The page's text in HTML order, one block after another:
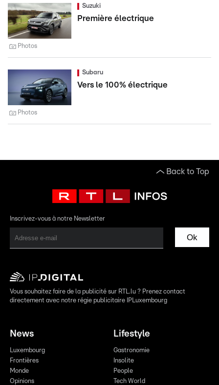
Suzuki
Première électrique
Photos
Subaru
Vers le 100% électrique
Photos
Back to Top
Inscrivez-vous à notre Newsletter
Ok
Vous souhaitez faire de la publicité sur RTL.lu ? Prenez contact
directement avec notre régie publicitaire IPLuxembourg
News
Luxembourg
Frontières
Monde
Opinions
Lifestyle
Gastronomie
Insolite
People
Tech World